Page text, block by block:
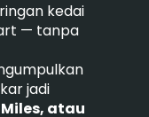
kedai
— tanpa
jadi
atau